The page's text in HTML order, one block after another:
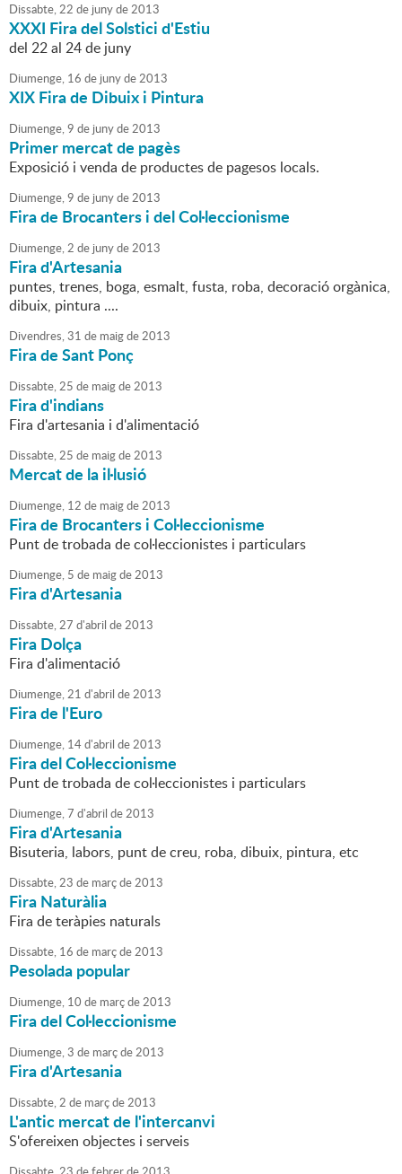
Dissabte,22 de junyde2013
XXXI Fira del Solstici d'Estiu
del 22 al 24 de juny
Diumenge, 16 de junyde2013
XIX Fira de Dibuix i Pintura
Diumenge,9 de junyde2013
Primer mercat de pagès
Exposició i venda de productes de pagesos locals.
Diumenge,9 de junyde2013
Fira de Brocanters i del Col·leccionisme
Diumenge,2 de junyde2013
Fira d'Artesania
puntes, trenes, boga, esmalt, fusta, roba, decoració orgànica,
dibuix, pintura ....
Divendres,31 de maigde2013
Fira de Sant Ponç
Dissabte,25 de maigde2013
Fira d'indians
Fira d'artesania i d'alimentació
Dissabte,25 de maigde2013
Mercat de la il·lusió
Diumenge, 12 de maigde2013
Fira de Brocanters i Col·leccionisme
Punt de trobada de col·leccionistes i particulars
Diumenge, 5 de maigde2013
Fira d'Artesania
Dissabte,27 d'abril de2013
Fira Dolça
Fira d'alimentació
Diumenge,21 d'abril de2013
Fira de l'Euro
Diumenge, 14d'abril de2013
Fira del Col·leccionisme
Punt de trobada de col·leccionistes i particulars
Diumenge,7 d'abril de2013
Fira d'Artesania
Bisuteria, labors, punt de creu, roba, dibuix, pintura, etc
Dissabte,23 de marçde2013
Fira Naturàlia
Fira de teràpies naturals
Dissabte, 16 de marçde2013
Pesolada popular
Diumenge, 10 de marçde2013
Fira del Col·leccionisme
Diumenge,3 de marçde2013
Fira d'Artesania
Dissabte,2 de marçde2013
L'antic mercat de l'intercanvi
S'ofereixen objectes i serveis